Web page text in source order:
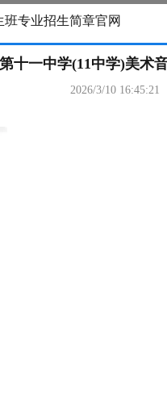
专业招生简章官网
十一中学(11中学)美术
2026/3/10 16:45:21